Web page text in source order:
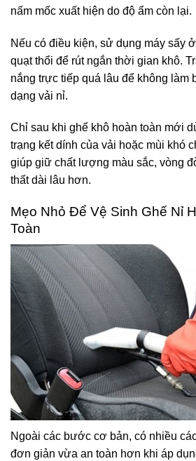
nấm mốc xuất hiện do độ ẩm còn lại.
Nếu có điều kiện, sử dụng máy sấy
quạt thổi để rút ngắn thời gian khô.
nắng trực tiếp quá lâu để không làm
dạng vải nỉ.
Chỉ sau khi ghế khô hoàn toàn mới
trạng kết dính của vải hoặc mùi khó
giúp giữ chất lượng màu sắc, vòng
thất dài lâu hơn.
Mẹo Nhỏ Để Vệ Sinh Ghế Nỉ
Toàn
Ngoài các bước cơ bản, có nhiều
đơn giản vừa an toàn hơn khi áp